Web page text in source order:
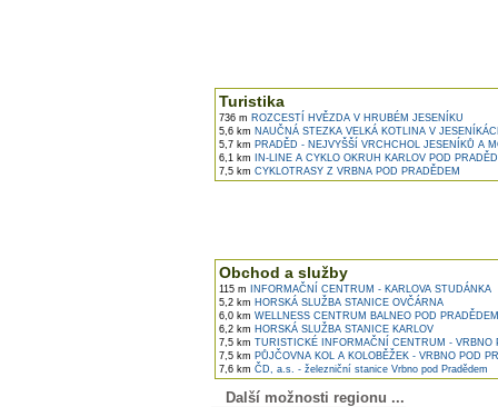
Turistika
736 m ROZCESTÍ HVĚZDA V HRUBÉM JESENÍKU
5,6 km NAUČNÁ STEZKA VELKÁ KOTLINA V
5,7 km PRADĚD - NEJVYŠŠÍ VRCHCHOL JESENÍKŮ A
6,1 km IN-LINE A CYKLO OKRUH KARLOV POD
7,5 km CYKLOTRASY Z VRBNA POD PRADĚDEM
Obchod a služby
115 m INFORMAČNÍ CENTRUM - KARLOVA STUDÁNKA
5,2 km HORSKÁ SLUŽBA STANICE OVČÁRNA
6,0 km WELLNESS CENTRUM BALNEO POD PRADĚDEM
6,2 km HORSKÁ SLUŽBA STANICE KARLOV
7,5 km TURISTICKÉ INFORMAČNÍ CENTRUM - VRBNO
7,5 km PŮJČOVNA KOL A KOLOBĚŽEK - VRBNO POD
7,6 km ČD, a.s. - železniční stanice Vrbno pod Pradědem
Další možnosti regionu ...